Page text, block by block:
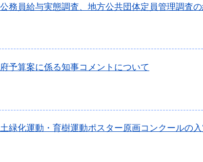
務員給与実態調査、地方公共団体定員管理調査
予算案に係る知事コメントについて
緑化運動・育樹運動ポスター原画コンクールの